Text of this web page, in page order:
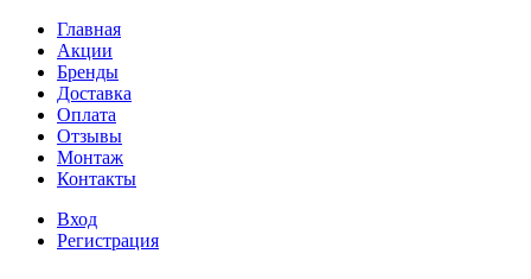
Главная
Акции
Бренды
Доставка
Оплата
Отзывы
Монтаж
Контакты
Вход
Регистрация